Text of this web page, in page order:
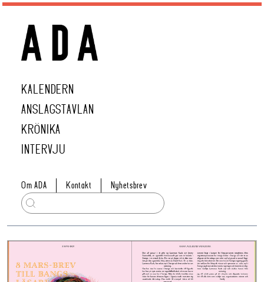
KALENDERN
ANSLAGSTAVLAN
KRÖNIKA
INTERVJU
Om ADA Kontakt Nyhetsbrev